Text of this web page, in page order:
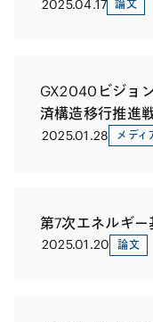
2025.04.17 論文
GX2040ビジョ
済構造移行推進
2025.01.28 メディ
第7次エネルギ
2025.01.20 論文